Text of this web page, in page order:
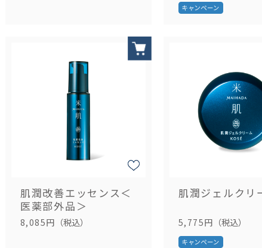
肌潤改善エッセンス＜
医薬部外品＞
8,085円 （税込）
肌潤ジェルクリ
5,775円 （税込）